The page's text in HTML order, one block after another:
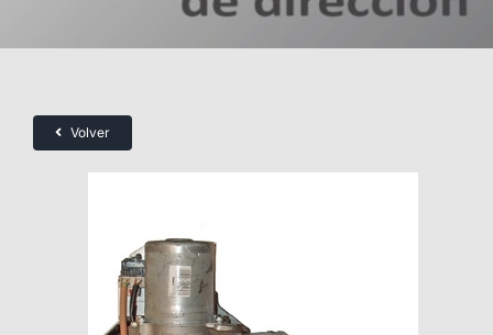
Volver